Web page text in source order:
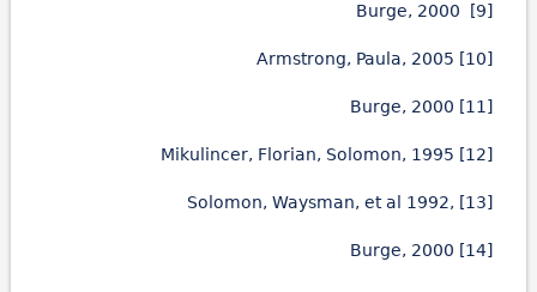
[9] Burge, 2000
[10] Armstrong, Paula, 2005
[11] Burge, 2000
[12] Mikulincer, Florian, Solomon, 1995
[13] ,Solomon, Waysman, et al 1992
[14] Burge, 2000